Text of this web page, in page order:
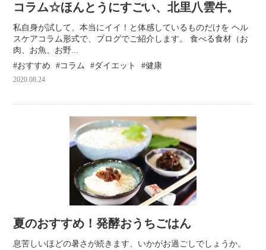
コラム☆ほんとうにすごい、北里八雲牛。
私自身が試して、本当にイイ！と体感しているものだけを ヘル
スケアコラム形式で、ブログでご紹介します。 食べる食材（お
肉、お魚、お野...
おすすめ
コラム ダイエット 健康
2020.08.24
夏のおすすめ！発酵おうちごはん
息苦しいほどの暑さが続きます、いかがお過ごしでしょうか。